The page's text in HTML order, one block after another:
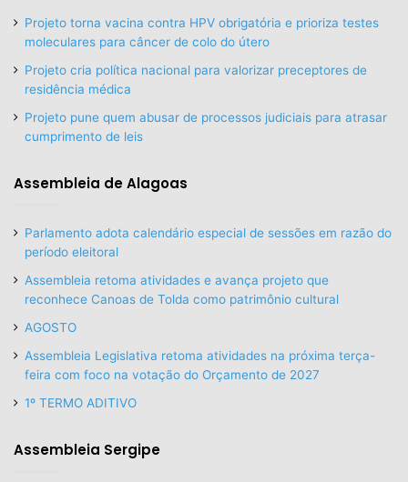
Projeto torna vacina contra HPV obrigatória e prioriza testes
moleculares para câncer de colo do útero
Projeto cria política nacional para valorizar preceptores de
residência médica
Projeto pune quem abusar de processos judiciais para atrasar
cumprimento de leis
Assembleia de Alagoas
Parlamento adota calendário especial de sessões em razão do
período eleitoral
Assembleia retoma atividades e avança projeto que
reconhece Canoas de Tolda como patrimônio cultural
AGOSTO
Assembleia Legislativa retoma atividades na próxima terça-
feira com foco na votação do Orçamento de 2027
1º TERMO ADITIVO
Assembleia Sergipe